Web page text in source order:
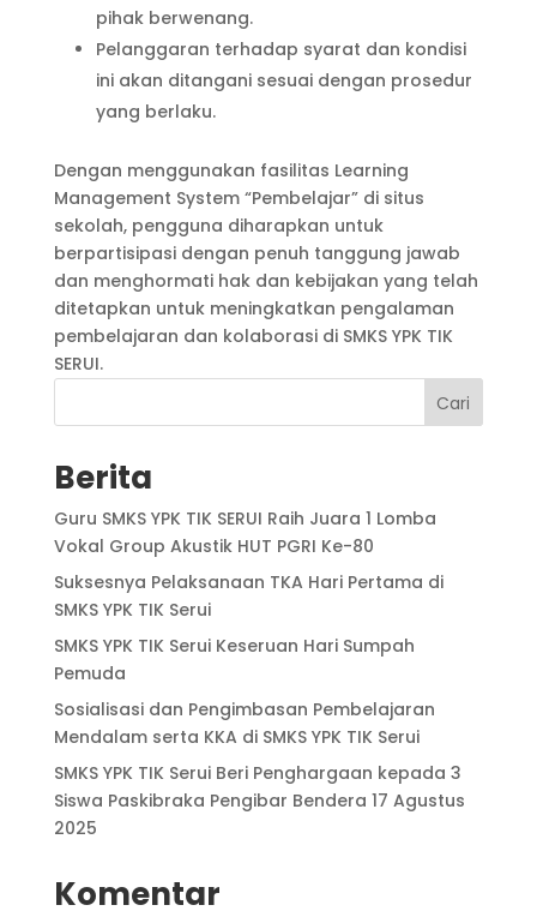
pihak berwenang.
Pelanggaran terhadap syarat dan kondisi
ini akan ditangani sesuai dengan prosedur
yang berlaku.
Dengan menggunakan fasilitas Learning
Management System “Pembelajar” di situs
sekolah, pengguna diharapkan untuk
berpartisipasi dengan penuh tanggung jawab
dan menghormati hak dan kebijakan yang telah
ditetapkan untuk meningkatkan pengalaman
pembelajaran dan kolaborasi di SMKS YPK TIK
SERUI.
Cari
Berita
Guru SMKS YPK TIK SERUI Raih Juara 1 Lomba
Vokal Group Akustik HUT PGRI Ke-80
Suksesnya Pelaksanaan TKA Hari Pertama di
SMKS YPK TIK Serui
SMKS YPK TIK Serui Keseruan Hari Sumpah
Pemuda
Sosialisasi dan Pengimbasan Pembelajaran
Mendalam serta KKA di SMKS YPK TIK Serui
SMKS YPK TIK Serui Beri Penghargaan kepada 3
Siswa Paskibraka Pengibar Bendera 17 Agustus
2025
Komentar